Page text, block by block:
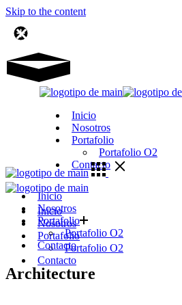
Skip to the content
Inicio
Nosotros
Portafolio
Portafolio O2
Contacto
Inicio
Nosotros
Portafolio
Portafolio O2
Contacto
Inicio
Nosotros
Portafolio
Portafolio O2
Contacto
Architecture